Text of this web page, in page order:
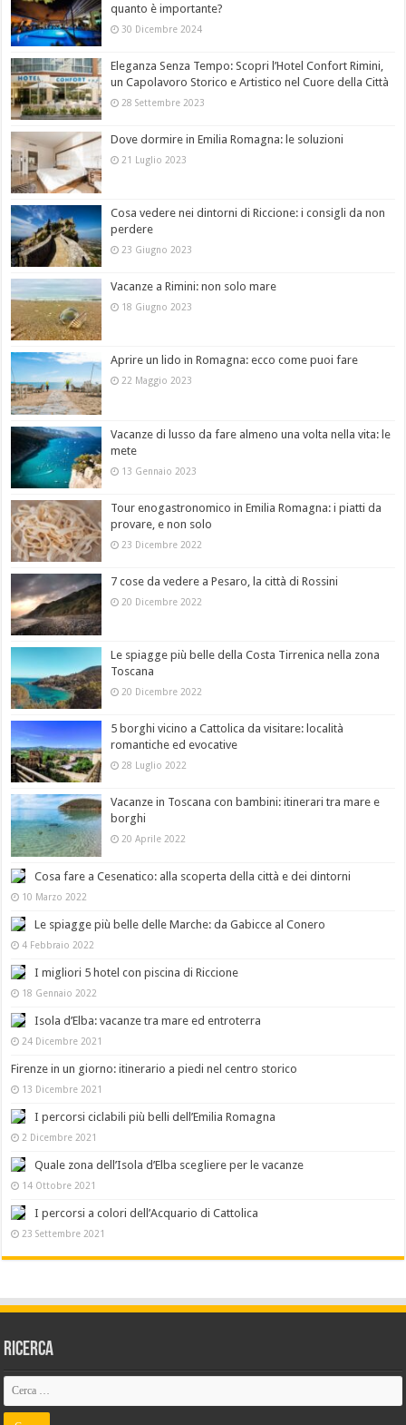
quanto è importante?
30 Dicembre 2024
Eleganza Senza Tempo: Scopri l’Hotel Confort Rimini,
un Capolavoro Storico e Artistico nel Cuore della Città
28 Settembre 2023
Dove dormire in Emilia Romagna: le soluzioni
21 Luglio 2023
Cosa vedere nei dintorni di Riccione: i consigli da non
perdere
23 Giugno 2023
Vacanze a Rimini: non solo mare
18 Giugno 2023
Aprire un lido in Romagna: ecco come puoi fare
22 Maggio 2023
Vacanze di lusso da fare almeno una volta nella vita: le
mete
13 Gennaio 2023
Tour enogastronomico in Emilia Romagna: i piatti da
provare, e non solo
23 Dicembre 2022
7 cose da vedere a Pesaro, la città di Rossini
20 Dicembre 2022
Le spiagge più belle della Costa Tirrenica nella zona
Toscana
20 Dicembre 2022
5 borghi vicino a Cattolica da visitare: località
romantiche ed evocative
28 Luglio 2022
Vacanze in Toscana con bambini: itinerari tra mare e
borghi
20 Aprile 2022
Cosa fare a Cesenatico: alla scoperta della città e dei dintorni
10 Marzo 2022
Le spiagge più belle delle Marche: da Gabicce al Conero
4 Febbraio 2022
I migliori 5 hotel con piscina di Riccione
18 Gennaio 2022
Isola d’Elba: vacanze tra mare ed entroterra
24 Dicembre 2021
Firenze in un giorno: itinerario a piedi nel centro storico
13 Dicembre 2021
I percorsi ciclabili più belli dell’Emilia Romagna
2 Dicembre 2021
Quale zona dell’Isola d’Elba scegliere per le vacanze
14 Ottobre 2021
I percorsi a colori dell’Acquario di Cattolica
23 Settembre 2021
Ricerca